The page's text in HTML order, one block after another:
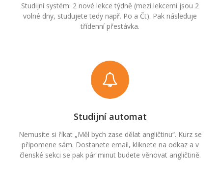
Studijní systém: 2 nové lekce týdně (mezi lekcemi jsou 2
volné dny, studujete tedy např. Po a Čt). Pak následuje
třídenní přestávka.
Studijní automat
Nemusíte si říkat „Měl bych zase dělat angličtinu“. Kurz se
připomene sám. Dostanete email, kliknete na odkaz a v
členské sekci se pak pár minut budete věnovat angličtině.